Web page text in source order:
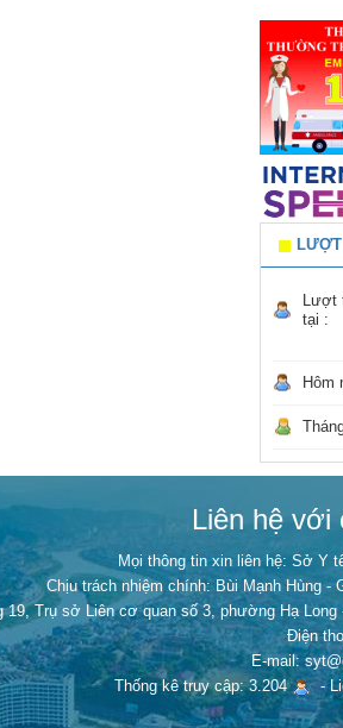
Lượt
tại :
Hôm
Liên hệ với
Mọi thông tin xin liên hệ: Sở Y
Chịu trách nhiệm chính: Bùi Mạnh Hùng -
19, Trụ sở Liên cơ quan số 3, phường Hạ Long
Điện
E-mail:
Thống kê truy cập: 3.204
-